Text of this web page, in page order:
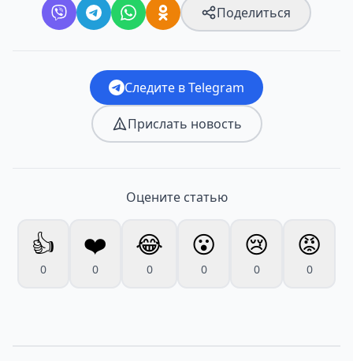
Поделиться
Следите в Telegram
Прислать новость
Оцените статью
👍
0
❤️
0
😂
0
😮
0
😢
0
😡
0